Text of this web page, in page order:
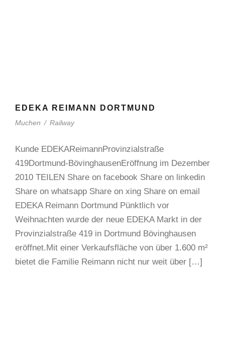
EDEKA REIMANN DORTMUND
Muchen / Railway
Kunde EDEKAReimannProvinzialstraße
419Dortmund-BövinghausenEröffnung im Dezember
2010 TEILEN Share on facebook Share on linkedin
Share on whatsapp Share on xing Share on email
EDEKA Reimann Dortmund Pünktlich vor
Weihnachten wurde der neue EDEKA Markt in der
Provinzialstraße 419 in Dortmund Bövinghausen
eröffnet.Mit einer Verkaufsfläche von über 1.600 m²
bietet die Familie Reimann nicht nur weit über […]